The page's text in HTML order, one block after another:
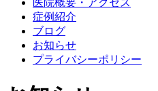
医院概要・アクセス
症例紹介
ブログ
お知らせ
プライバシーポリシー